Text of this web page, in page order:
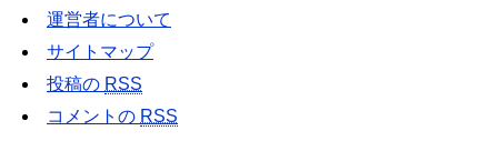
運営者について
サイトマップ
投稿の RSS
コメントの RSS